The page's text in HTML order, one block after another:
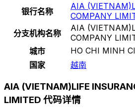
银行名称
AIA
COMPANY
分支机构名称
AIA
COMPANY
城市
HO CHI MINH
国家
越南
AIA (VIETNAM)LIFE
LIMITED 代码详情